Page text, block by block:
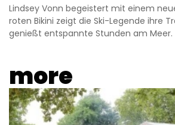
Lindsey Vonn begeistert mit einem
roten Bikini zeigt die Ski-Legende ihre
genießt entspannte Stunden am Meer.
more